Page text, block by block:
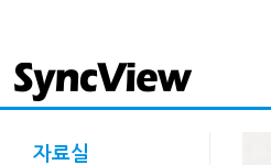
자료실